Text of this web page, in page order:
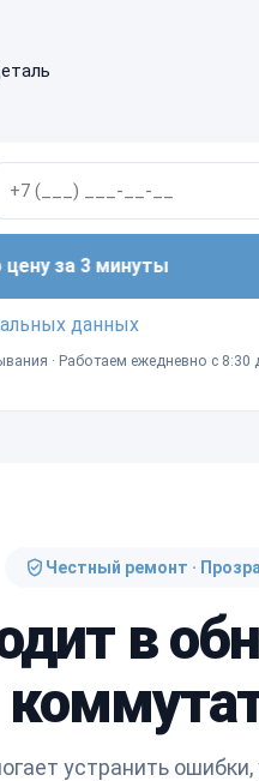
за 3 минуты
данных
· Работаем ежедневно с 8:30
Честный ремонт ·
в
устранить